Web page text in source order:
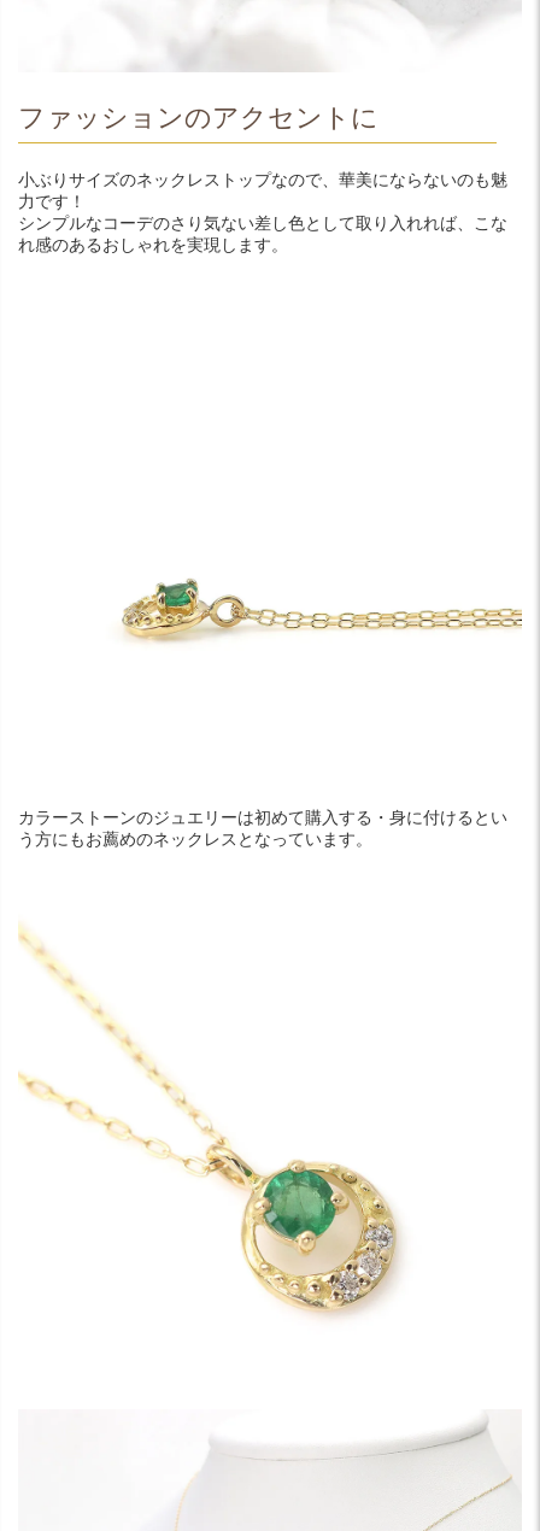
ファッションのアクセントに
小ぶりサイズのネックレストップなので、華美にならないのも魅
力です！
シンプルなコーデのさり気ない差し色として取り入れれば、こな
れ感のあるおしゃれを実現します。
カラーストーンのジュエリーは初めて購入する・身に付けるとい
う方にもお薦めのネックレスとなっています。